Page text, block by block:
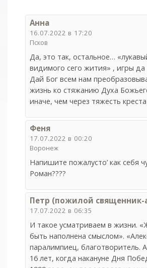
Анна
16.07.2022 в 17:20
Псков
Да, это так, остальное…
видимого сего жития» , игры
Дай Бог всем нам
жизнь ко стяжанию Духа
иначе, чем через тяжесть
Феня
17.07.2022 в 00:20
Воронеж
Напишите пожалусто’ как себя
Роман????
Петр (пожилой священник-
17.07.2022 в 06:35
И такое усматриваем в жизни.
быть наполнена смыслом».
паралимпиец, благотворитель.
16 лет, когда накануне Дня